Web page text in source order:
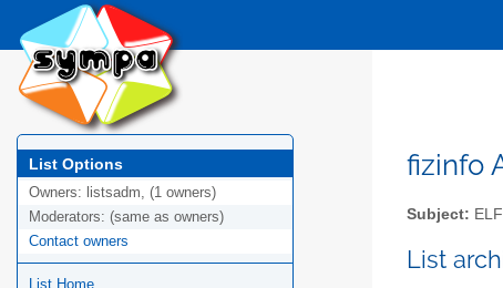
List Options
Owners: listsadm, (1 owners)
Moderators: (same as owners)
Contact owners
List Home
fizinfo
Subject:
List